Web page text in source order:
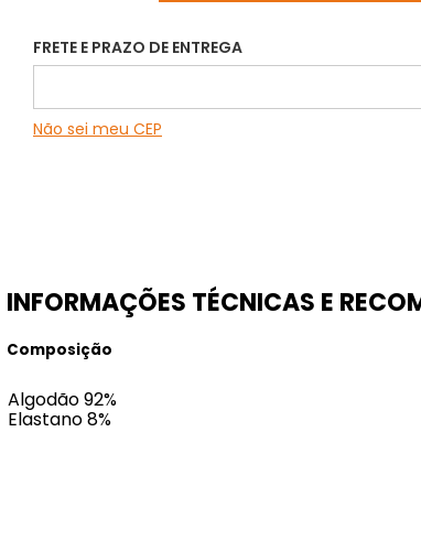
FRETE E PRAZO DE ENTREGA
Não sei meu CEP
INFORMAÇÕES TÉCNICAS E
Composição
Algodão 92%
Elastano 8%